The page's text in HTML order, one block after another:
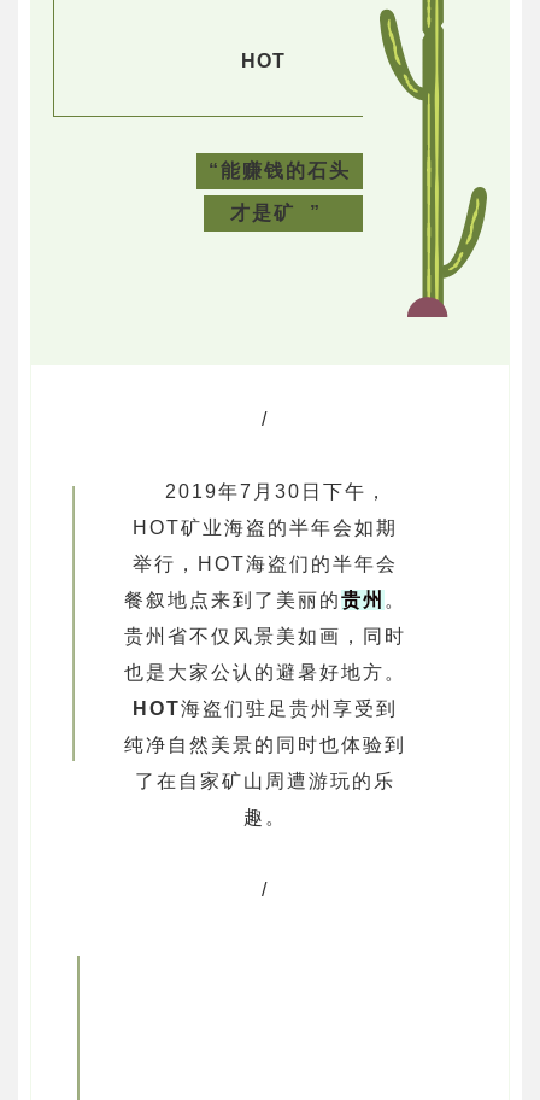
HOT
“能赚钱的石头
才是矿 ”
/
2019年7月30日下午，
HOT矿业海盗的半年会如期
举行，HOT海盗们的半年会
餐叙地点来到了美丽的贵州 。
贵州省不仅风景美如画，同时
也是大家公认的避暑好地方。
HOT海盗们驻足贵州享受到
纯净自然美景的同时也体验到
了在自家矿山周遭游玩的乐
趣。
/